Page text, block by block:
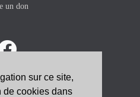
sur ce site,
de cookies dans
un don
VOUS